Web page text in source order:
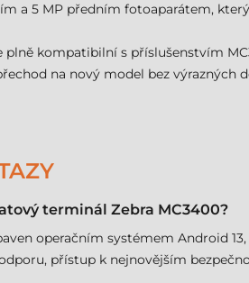
a 5 MP předním fotoaparátem,
plně kompatibilní s příslušenstvím
na nový model bez výrazných
terminál Zebra MC3400?
operačním systémem Android
přístup k nejnovějším